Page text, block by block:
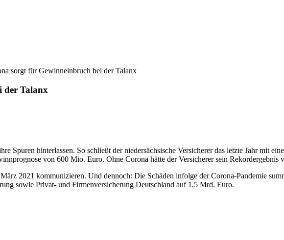
sorgt für Gewinneinbruch bei der Talanx
der Talanx
Spuren hinterlassen. So schließt der niedersächsische Versicherer das letzte Jahr mit
von 600 Mio. Euro. Ohne Corona hätte der Versicherer sein Rekordergebnis
2021 kommunizieren. Und dennoch: Die Schäden infolge der Corona-Pandemie
sowie Privat- und Firmenversicherung Deutschland auf 1,5 Mrd. Euro.